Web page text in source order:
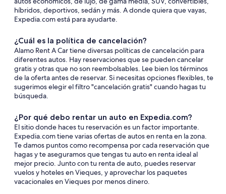
híbridos, deportivos, sedán y más. A donde quiera que vayas,
Expedia.com está para ayudarte.
¿Cuál es la política de cancelación?
Alamo Rent A Car tiene diversas políticas de cancelación para
diferentes autos. Hay reservaciones que se pueden cancelar
gratis y otras que no son reembolsables. Lee bien los términos
de la oferta antes de reservar. Si necesitas opciones flexibles, te
sugerimos elegir el filtro "cancelación gratis" cuando hagas tu
búsqueda.
¿Por qué debo rentar un auto en Expedia.com?
El sitio donde haces tu reservación es un factor importante.
Expedia.com tiene varias ofertas de autos en renta en la zona.
Te damos puntos como recompensa por cada reservación que
hagas y te aseguramos que tengas tu auto en renta ideal al
mejor precio. Junto con tu renta de auto, puedes reservar
vuelos y hoteles en Vieques, y aprovechar los paquetes
vacacionales en Vieques por menos dinero.